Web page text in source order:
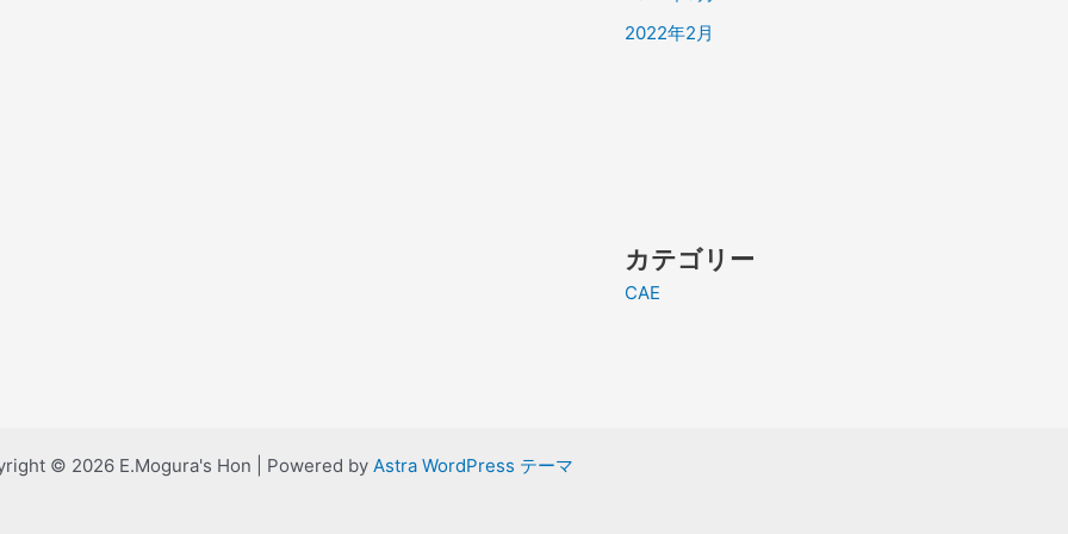
2022年2月
カテゴリー
CAE
© 2026 E.Mogura's Hon | Powered by Astra WordPress テーマ